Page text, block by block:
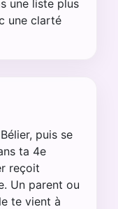
une liste plus
une clarté
puis se
ta 4e
reçoit
Un parent ou
te vient à